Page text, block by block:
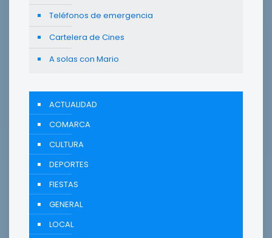
Teléfonos de emergencia
Cartelera de Cines
A solas con Mario
ACTUALIDAD
COMARCA
CULTURA
DEPORTES
FIESTAS
GENERAL
LOCAL